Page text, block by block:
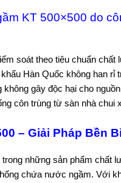
KT 500×500 do
soát theo tiêu chuẩn chất
Hàn Quốc không han rỉ
không gây độc hại cho
côn trùng từ sàn nhà chui
– Giải Pháp Bền
những sản phẩm
chứa nước ngầm. Với